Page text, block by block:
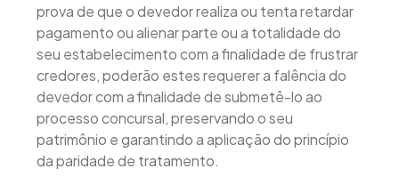
prova de que o devedor realiza ou tenta retardar
pagamento ou alienar parte ou a totalidade do
seu estabelecimento com a finalidade de frustrar
credores, poderão estes requerer a falência do
devedor com a finalidade de submetê-lo ao
processo concursal, preservando o seu
patrimônio e garantindo a aplicação do princípio
da paridade de tratamento.